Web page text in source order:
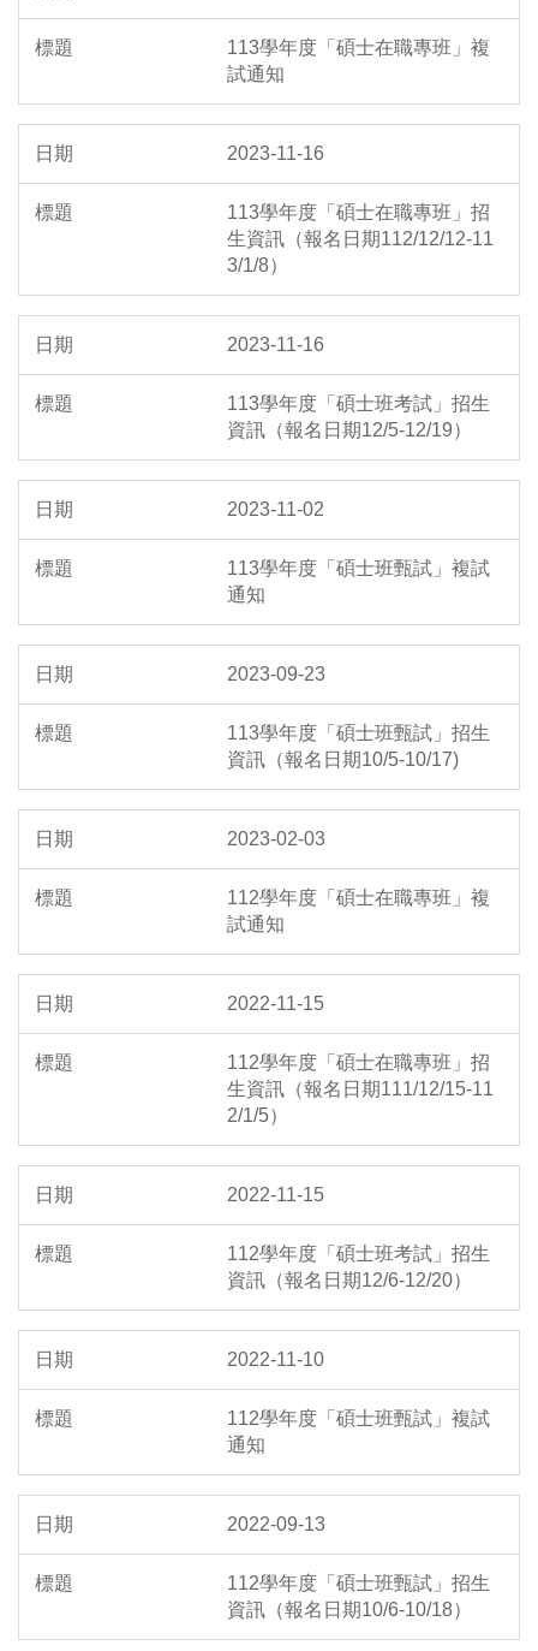
113學年度「碩士在職專班」複
試通知
2023-11-16
113學年度「碩士在職專班」招
生資訊（報名日期112/12/12-11
3/1/8）
2023-11-16
113學年度「碩士班考試」招生
資訊（報名日期12/5-12/19）
2023-11-02
113學年度「碩士班甄試」複試
通知
2023-09-23
113學年度「碩士班甄試」招生
資訊（報名日期10/5-10/17)
2023-02-03
112學年度「碩士在職專班」複
試通知
2022-11-15
112學年度「碩士在職專班」招
生資訊（報名日期111/12/15-11
2/1/5）
2022-11-15
112學年度「碩士班考試」招生
資訊（報名日期12/6-12/20）
2022-11-10
112學年度「碩士班甄試」複試
通知
2022-09-13
112學年度「碩士班甄試」招生
資訊（報名日期10/6-10/18）